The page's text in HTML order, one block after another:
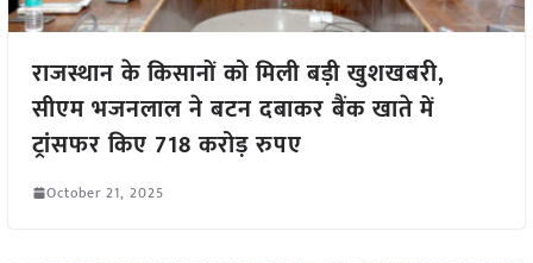
राजस्थान के किसानों को मिली बड़ी खुशखबरी,
सीएम भजनलाल ने बटन दबाकर बैंक खाते में
ट्रांसफर किए 718 करोड़ रुपए
October 21, 2025